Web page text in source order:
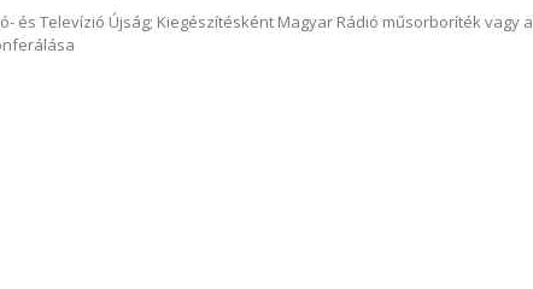
és Televízió Újság; Kiegészítésként Magyar Rádió műsorboríték vagy a